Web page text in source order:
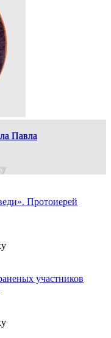
Павла
Протоиерей
участников